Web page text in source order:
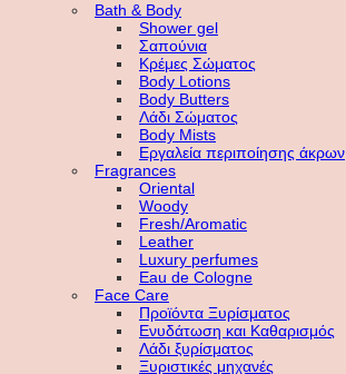
Bath & Body
Shower gel
Σαπούνια
Κρέμες Σώματος
Body Lotions
Body Butters
Λάδι Σώματος
Body Mists
Εργαλεία περιποίησης άκρων
Fragrances
Oriental
Woody
Fresh/Aromatic
Leather
Luxury perfumes
Eau de Cologne
Face Care
Προϊόντα Ξυρίσματος
Ενυδάτωση και Καθαρισμός
Λάδι ξυρίσματος
Ξυριστικές μηχανές